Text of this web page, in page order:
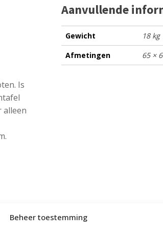
Beheer toestemming
Is
alleen
Aanvullende
Gewicht
18 kg
Afmetingen
65 ×